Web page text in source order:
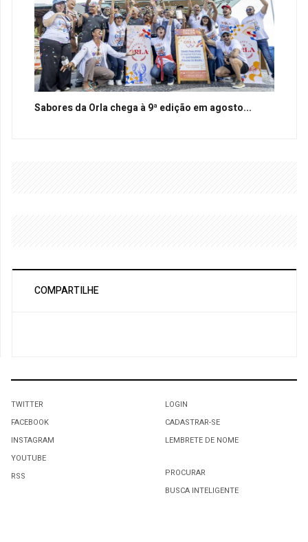
Sabores da Orla chega à 9ª edição em agosto...
COMPARTILHE
TWITTER
FACEBOOK
INSTAGRAM
YOUTUBE
RSS
LOGIN
CADASTRAR-SE
LEMBRETE DE NOME
PROCURAR
BUSCA INTELIGENTE